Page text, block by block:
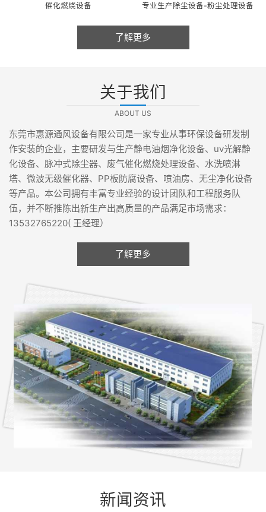
催化燃烧设备 专业生产除尘设备-粉尘处理设备
了解更多
关于我们
ABOUT US
东莞市惠源通风设备有限公司是一家专业从事环保设备研发制
作安装的企业，主要研发与生产静电油烟净化设备、uv光解静
化设备、脉冲式除尘器、废气催化燃烧处理设备、水洗喷淋
塔、微波无级催化器、PP板防腐设备、喷油房、无尘净化设备
等产品。本公司拥有丰富专业经验的设计团队和工程服务队
伍，并不断推陈出新生产出高质量的产品满足市场需求：
13532765220( 王经理）
了解更多
新闻资讯